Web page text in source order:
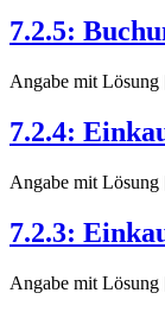
7.2.5:
Angabe mit
7.2.4:
Angabe mit
7.2.3:
Angabe mit